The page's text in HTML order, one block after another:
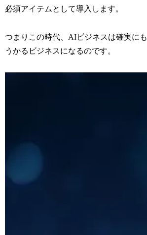
必須アイテムとして導入します。
つまりこの時代、AIビジネスは確実にも
うかるビジネスになるのです。